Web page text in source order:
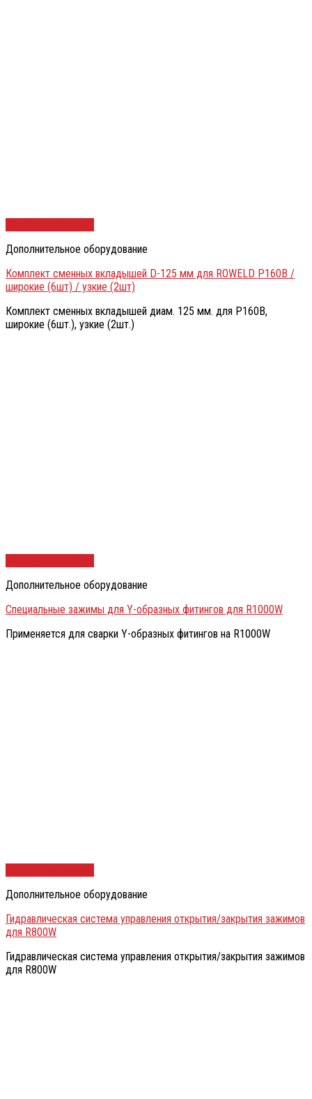
Дополнительное оборудование
Комплект сменных вкладышей D-125 мм для ROWELD Р160В /
широкие (6шт) / узкие (2шт)
Комплект сменных вкладышей диам. 125 мм. для Р160В,
широкие (6шт.), узкие (2шт.)
Дополнительное оборудование
Специальные зажимы для Y-образных фитингов для R1000W
Применяется для сварки Y-образных фитингов на R1000W
Дополнительное оборудование
Гидравлическая система управления открытия/закрытия зажимов
для R800W
Гидравлическая система управления открытия/закрытия зажимов
для R800W